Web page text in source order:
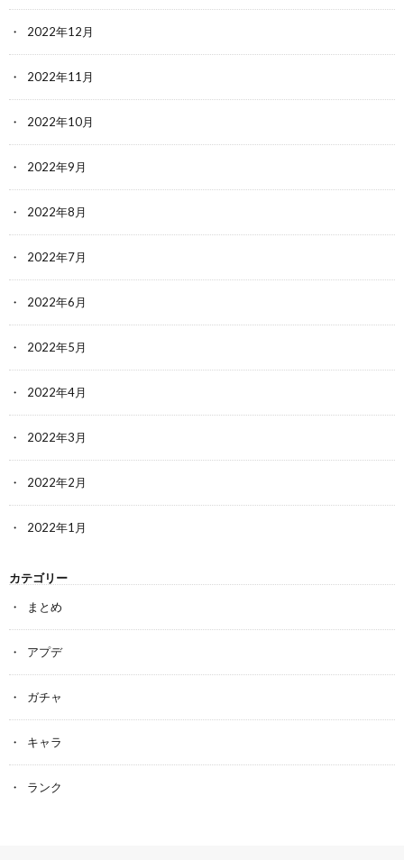
2022年12月
2022年11月
2022年10月
2022年9月
2022年8月
2022年7月
2022年6月
2022年5月
2022年4月
2022年3月
2022年2月
2022年1月
カテゴリー
まとめ
アプデ
ガチャ
キャラ
ランク